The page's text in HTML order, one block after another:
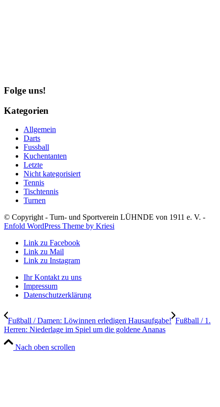
Folge uns!
Kategorien
Allgemein
Darts
Fussball
Kuchentanten
Letzte
Nicht kategorisiert
Tennis
Tischtennis
Turnen
© Copyright - Turn- und Sportverein LÜHNDE von 1911 e. V. -
Enfold WordPress Theme by Kriesi
Link zu Facebook
Link zu Mail
Link zu Instagram
Ihr Kontakt zu uns
Impressum
Datenschutzerklärung
Fußball / Damen: Löwinnen erledigen Hausaufgabe! Fußball / 1.
Herren: Niederlage im Spiel um die goldene Ananas
Nach oben scrollen